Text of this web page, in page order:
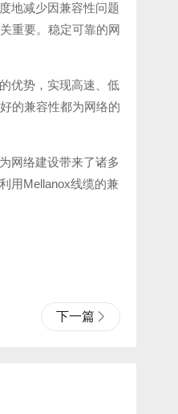
地减少因兼容性问题
重要。稳定可靠的网
优势，实现高速、低
的兼容性都为网络的
网络建设带来了诸多
用Mellanox线缆的兼
下一篇